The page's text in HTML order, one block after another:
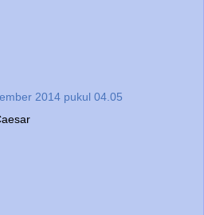
2014 pukul 04.05